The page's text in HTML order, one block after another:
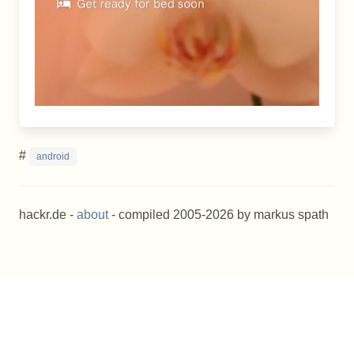
# android
hackr.de - about- compiled 2005-2026 by markus spath